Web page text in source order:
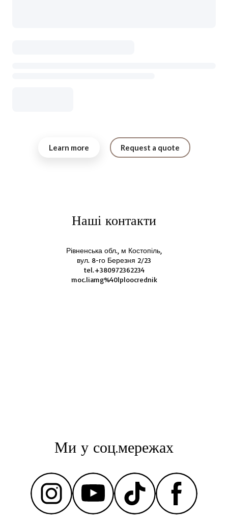
Learn more Request a quote
Наші контакти
Рівненська обл., м Костопіль,
вул. 8-го Березня 2/23
tel.+380972362234
moc.liamg%40lploocrednik
Ми у соц.мережах